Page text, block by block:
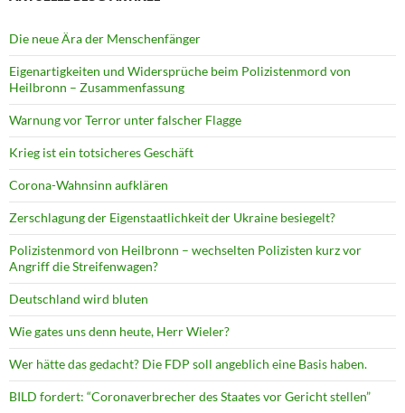
Die neue Ära der Menschenfänger
Eigenartigkeiten und Widersprüche beim Polizistenmord von
Heilbronn – Zusammenfassung
Warnung vor Terror unter falscher Flagge
Krieg ist ein totsicheres Geschäft
Corona-Wahnsinn aufklären
Zerschlagung der Eigenstaatlichkeit der Ukraine besiegelt?
Polizistenmord von Heilbronn – wechselten Polizisten kurz vor
Angriff die Streifenwagen?
Deutschland wird bluten
Wie gates uns denn heute, Herr Wieler?
Wer hätte das gedacht? Die FDP soll angeblich eine Basis haben.
BILD fordert: “Coronaverbrecher des Staates vor Gericht stellen”